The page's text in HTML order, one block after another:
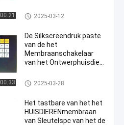
00:21
De Schakelaar van het HUISDI
ERENmembraan
2025-03-12
00:33
De Silkscreendruk paste
van de het
Membraanschakelaar
van het Ontwerphuisdier
De Schakelaar van het HUISDI
ERENmembraan
2025-03-28
Het tastbare van het het
HUISDIERENmembraan
van Sleutelspc van het de